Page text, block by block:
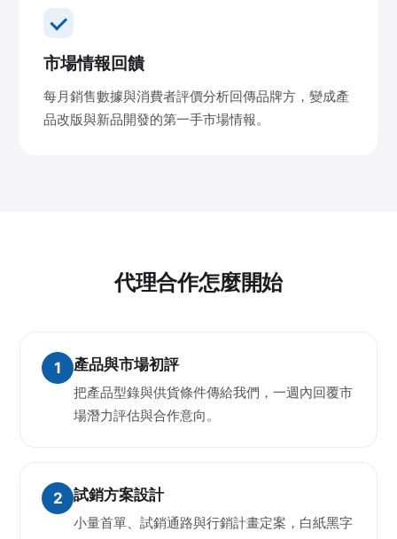
市場情報回饋
每月銷售數據與消費者評價分析回傳品牌方，變成產
品改版與新品開發的第一手市場情報。
代理合作怎麼開始
產品與市場初評
把產品型錄與供貨條件傳給我們，一週內回覆市
場潛力評估與合作意向。
試銷方案設計
小量首單、試銷通路與行銷計畫定案，白紙黑字